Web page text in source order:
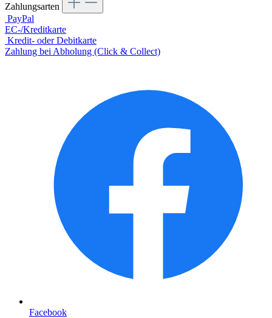
Zahlungsarten
PayPal
EC-/Kreditkarte
Kredit- oder Debitkarte
Zahlung bei Abholung (Click & Collect)
Facebook